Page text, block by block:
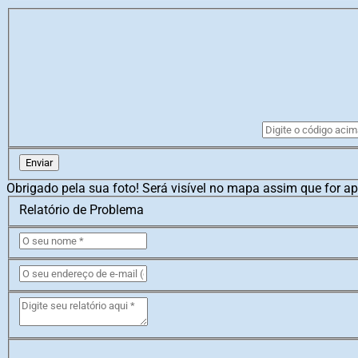
Enviar
Obrigado pela sua foto! Será visível no mapa assim que for
Relatório de Problema